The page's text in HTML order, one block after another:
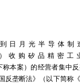
月光半导体制
收购矽品精密工
本案）的经营者集中反
反垄断法》（以下简称